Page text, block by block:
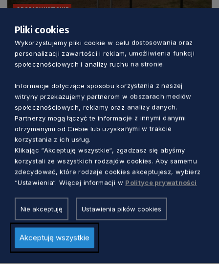
OBSZARY WIEJSKIE
Uchwała sejmiku i wszystko jasne. Kto
dostał wsparcie na inwestycje w ramach
Aktywnego Sołectwa Pomorskiego?
Aleksander Olszak
OBSZARY WIEJSKIE
Konkurs piękności dla wsi na Pomorzu.
Która w tym roku zajmie pierwsze
Pliki cookies
Wykorzystujemy pliki cookie w celu dostosowania oraz
personalizacji zawartości i reklam, umożliwienia funkcji
społecznościowych i analizy ruchu na stronie.
Informacje dotyczące sposobu korzystania z naszej
witryny przekazujemy partnerom w obszarach mediów
społecznościowych, reklamy oraz analizy danych.
Partnerzy mogą łączyć te informacje z innymi danymi
otrzymanymi od Ciebie lub uzyskanymi w trakcie
korzystania z ich usług.
Klikając “Akceptuję wszystkie“, zgadzasz się abyśmy
korzystali ze wszystkich rodzajów cookies. Aby samemu
zdecydować, które rodzaje cookies akceptujesz, wybierz
“Ustawienia“. Więcej informacji w Polityce prywatności
Nie akceptuję Ustawienia pików cookies
Akceptuję wszystkie